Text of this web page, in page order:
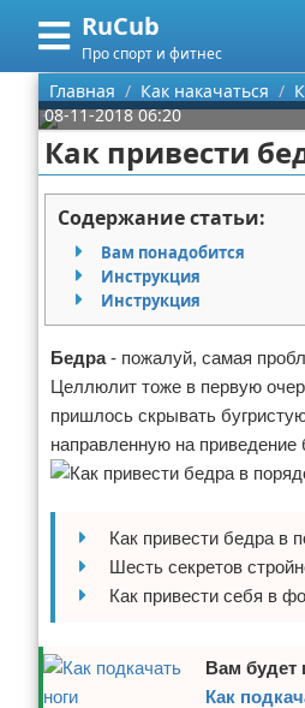
RuCub
Про спорт и фитнес
Меню
Главная
Категории
Аэробика
Разное про спорт
Баскетбол
Бодибилдинг
Конный спорт
Экстримальный спорт
Футбол
Боевые виды искусства
Как накачаться
Теннис
Поиск
О проекте
Контакты
Сотрудничество
Размещение рекламы
Для правообладателей
Условия предоставления
Отказ от ответственности
Главная Как накачаться
08-11-2018 06:20
Как привести
Содержание статьи:
Вам понадобится
Инструкция
Инструкция
Бедра- пожалуй, самая
Целлюлит тоже в первую
пришлось скрывать
направленную на приведение
Как привести бедра в
Шесть секретов
Как привести себя в
Вам будет
Как